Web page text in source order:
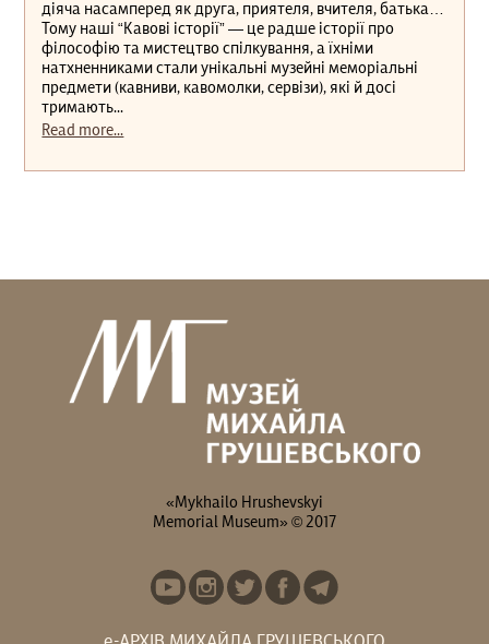
діяча насамперед як друга, приятеля, вчителя, батька…
Тому наші “Кавові історії” — це радше історії про
філософію та мистецтво спілкування, а їхніми
натхненниками стали унікальні музейні меморіальні
предмети (кавниви, кавомолки, сервізи), які й досі
тримають...
Read more...
«Mykhailo Hrushevskyi
Memorial Museum» © 2017